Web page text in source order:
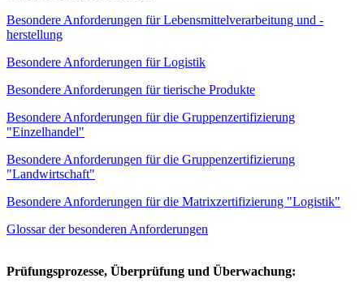
Besondere Anforderungen für Lebensmittelverarbeitung und -
herstellung
Besondere Anforderungen für Logistik
Besondere Anforderungen für tierische Produkte
Besondere Anforderungen für die Gruppenzertifizierung
"Einzelhandel"
Besondere Anforderungen für die Gruppenzertifizierung
"Landwirtschaft"
Besondere Anforderungen für die Matrixzertifizierung "Logistik"
Glossar der besonderen Anforderungen
Prüfungsprozesse, Überprüfung und Überwachung: